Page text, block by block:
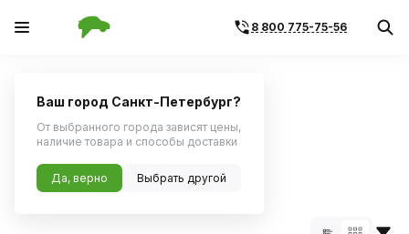
8 800 775-75-56
Поиск по артикулу Поиск по VIN
Бренд Ермак:54 товара
Ваш город Санкт-Петербург?
От выбранного города зависят цены,
наличие товара и способы доставки
Да, верно Выбрать другой